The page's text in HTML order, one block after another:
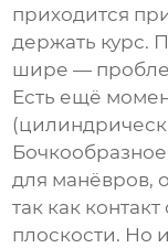
приходится
держать курс.
шире —
Есть ещё
для манёвров,
так как
плоскости. Но